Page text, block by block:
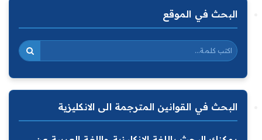
البحث في الموقع
البحث في القوانين المترجمة الى الانكليزية